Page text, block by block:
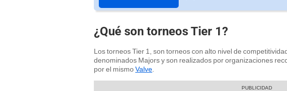
¿Qué son torneos Tier 1?
Los torneos Tier 1, son torneos con alto nivel de
denominados Majors y son realizados por organizaciones
por el mismoValve.